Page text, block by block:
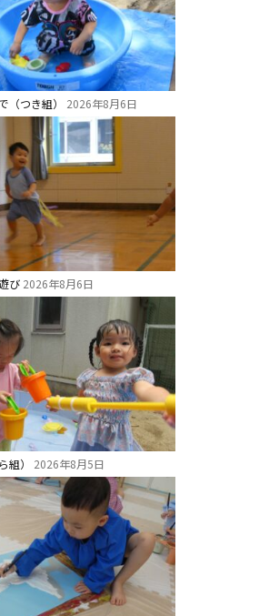
（つき組） 2026年8月6日
び 2026年8月6日
組） 2026年8月5日